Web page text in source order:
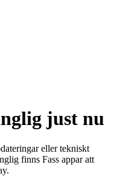
just nu
eller tekniskt
finns Fass appar att